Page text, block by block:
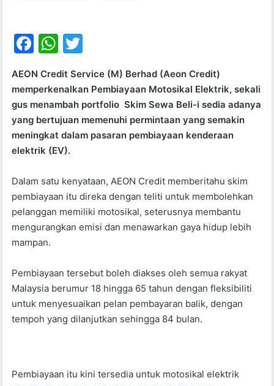
F
c
e
b
o
o
k
W
at
s
A
p
p
itt
er
AEON Credit Service (M) Berhad (Aeon Credit)
memperkenalkan Pembiayaan Motosikal Elektrik, sekali
gus menambah portfolio Skim Sewa Beli-i sedia adanya
yang bertujuan memenuhi permintaan yang semakin
meningkat dalam pasaran pembiayaan kenderaan
elektrik (EV).
Dalam satu kenyataan, AEON Credit memberitahu skim
pembiayaan itu direka dengan teliti untuk membolehkan
pelanggan memiliki motosikal, seterusnya membantu
mengurangkan emisi dan menawarkan gaya hidup lebih
mampan.
Pembiayaan tersebut boleh diakses oleh semua rakyat
Malaysia berumur 18 hingga 65 tahun dengan fleksibiliti
untuk menyesuaikan pelan pembayaran balik, dengan
tempoh yang dilanjutkan sehingga 84 bulan.
Pembiayaan itu kini tersedia untuk motosikal elektrik